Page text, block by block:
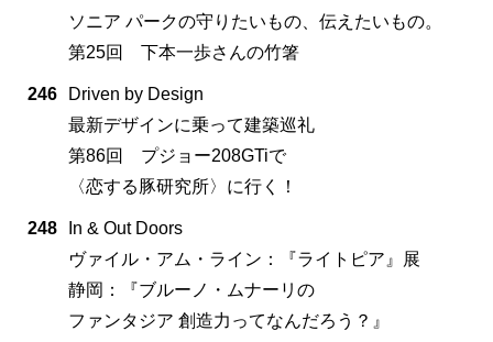
ソニア パークの守りたいもの、伝えたいもの。
第25回 下本一歩さんの竹箸
246
Driven by Design
最新デザインに乗って建築巡礼
第86回 プジョー208GTiで
〈恋する豚研究所〉に行く！
248
In & Out Doors
ヴァイル・アム・ライン：『ライトピア』展
静岡：『ブルーノ・ムナーリの
ファンタジア 創造力ってなんだろう？』